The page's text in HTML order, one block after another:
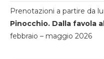
Prenotazioni a partire da
Pinocchio. Dalla favola
febbraio – maggio 2026